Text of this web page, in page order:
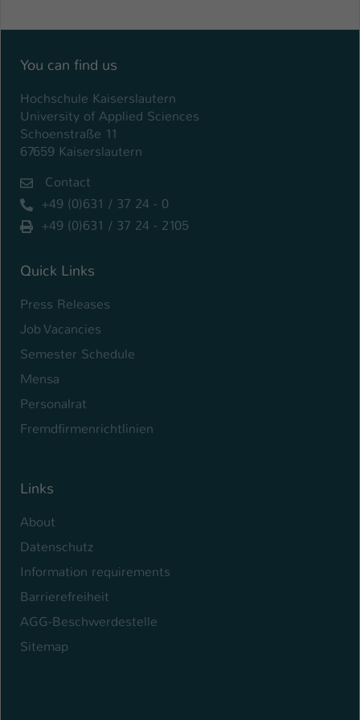
You can find us
Hochschule Kaiserslautern
University of Applied Sciences
Schoenstraße 11
67659 Kaiserslautern
Contact
+49 (0)631 / 37 24 - 0
+49 (0)631 / 37 24 - 2105
Quick Links
Press Releases
Job Vacancies
Semester Schedule
Mensa
Personalrat
Fremdfirmenrichtlinien
Links
About
Datenschutz
Information requirements
Barrierefreiheit
AGG-Beschwerdestelle
Sitemap
Name be_typo_user
Anbieter TYPO3
Laufzeit 1 Tag
Zweck
Dieser Cookie teilt der Webseite mit, ob
ein Besucher im Typo3-Backend